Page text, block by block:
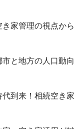
家管理の視点から
と地方の人口動向
代到来！相続空き家